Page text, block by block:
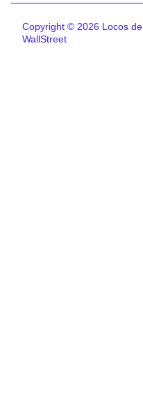
Copyright © 2026 Locos de
WallStreet